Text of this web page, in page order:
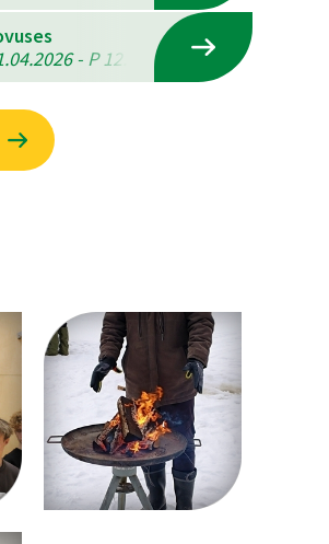
- P 12.04.2026